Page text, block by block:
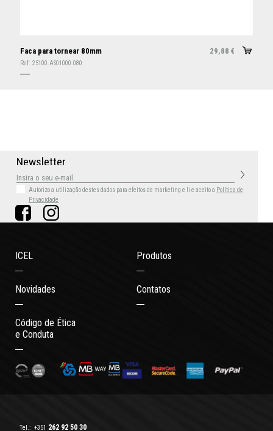
Faca para tornear 80mm 29,88 €
Ref: 25100.AS01000.080
Newsletter
Autorizo a utilização destes dados para efeitos de marketing e li e aceito a Política de
Privacidade
ICEL Produtos
Novidades Contatos
Código de Ética
e Conduta
Tel.: +351 262 92 50 30